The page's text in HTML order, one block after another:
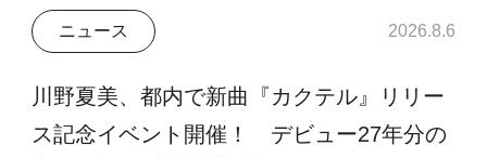
ニュース 2026.8.6
川野夏美、都内で新曲『カクテル』リリー
ス記念イベント開催！ デビュー27年分の